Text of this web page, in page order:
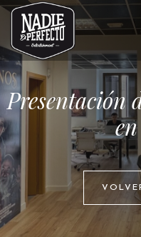
Presentación